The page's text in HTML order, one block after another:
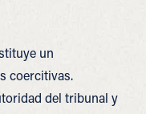
un
coercitivas.
del tribunal y